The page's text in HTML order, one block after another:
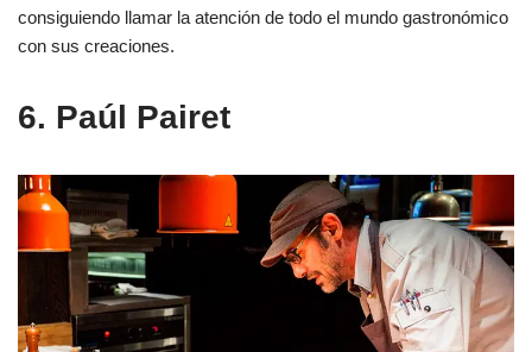
consiguiendo llamar la atención de todo el mundo gastronómico
con sus creaciones.
6. Paúl Pairet